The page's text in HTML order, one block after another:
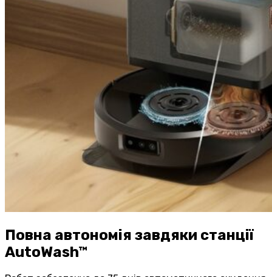
Повна автономія завдяки станції
AutoWash™